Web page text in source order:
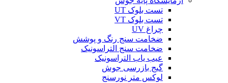
تست بلوک UT
تست بلوک VT
چراغ UV
ضخامت سنج رنگ و پوشش
ضخامت سنج التراسونیک
عیب یاب التراسونیک
گیج بازرسی جوش
لوکس متر نورسنج